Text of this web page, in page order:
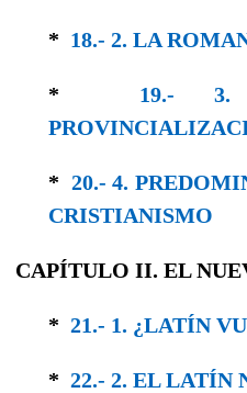
* 18.- 2. LA
* 19.- 3.
* 20.- 4.
CRISTIANISMO
CAPÍTULO II. EL
* 21.- 1. ¿LATÍN
* 22.- 2. EL LATÍN